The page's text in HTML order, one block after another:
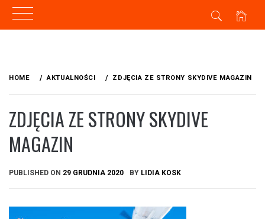
HOME AKTUALNOŚCI ZDJĘCIA ZE STRONY SKYDIVE MAGAZIN
ZDJĘCIA ZE STRONY SKYDIVE
MAGAZIN
PUBLISHED ON 29 GRUDNIA 2020 BY LIDIA KOSK